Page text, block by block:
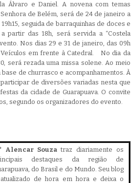
Álvaro e Daniel. A novena com temas
de Belém, será de 24 de janeiro a
seguida de barraquinhas de doces e
partir das 18h, será servida a “Costela
Nos dias 29 e 31 de janeiro, das 09h
Veículos em frente à Catedral. No dia da
será rezada uma missa solene. Ao meio
de churrasco e acompanhamentos. À
de diversões variadas nesta que
da cidade de Guarapuava. O convite
segundo os organizadores do evento.
Alencar Souzatraz diariamente os
destaques da região de
do Brasil e do Mundo. Seu blog
de hora em hora e deixa o